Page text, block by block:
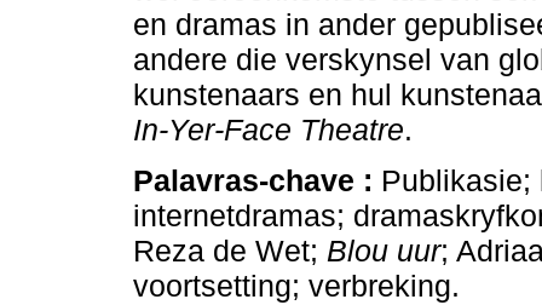
en dramas in ander
andere die verskynsel van
kunstenaars en hul
In-Yer-Face Theatre.
Palavras-chave : Publikasie;
internetdramas;
Reza de Wet; Blou uur;
voortsetting; verbreking.